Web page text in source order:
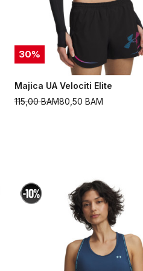
30%
Majica UA Velociti Elite
80,50 BAM
115,00BAM